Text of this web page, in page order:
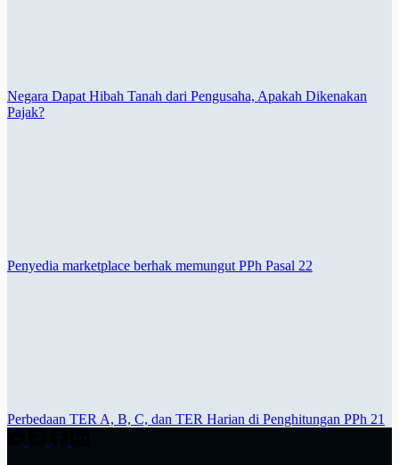
Negara Dapat Hibah Tanah dari Pengusaha, Apakah Dikenakan
Pajak?
Penyedia marketplace berhak memungut PPh Pasal 22
Perbedaan TER A, B, C, dan TER Harian di Penghitungan PPh 21